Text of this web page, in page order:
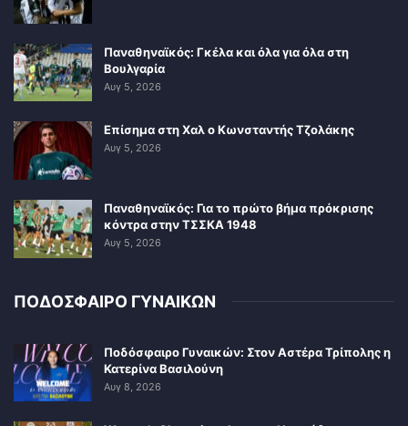
Παναθηναϊκός: Γκέλα και όλα για όλα στη
Βουλγαρία
Αυγ 5, 2026
Επίσημα στη Χαλ ο Κωνσταντής Τζολάκης
Αυγ 5, 2026
Παναθηναϊκός: Για το πρώτο βήμα πρόκρισης
κόντρα στην ΤΣΣΚΑ 1948
Αυγ 5, 2026
ΠΟΔΟΣΦΑΙΡΟ ΓΥΝΑΙΚΩΝ
Ποδόσφαιρο Γυναικών: Στον Αστέρα Τρίπολης η
Κατερίνα Βασιλούνη
Αυγ 8, 2026